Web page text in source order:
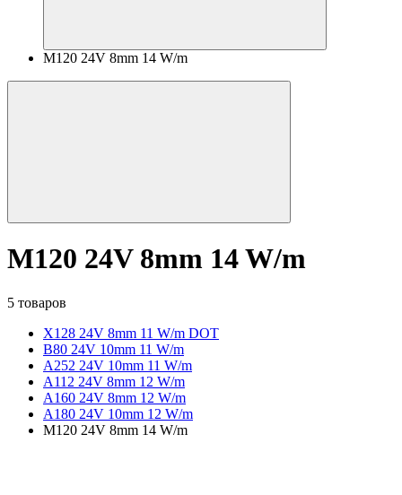
M120 24V 8mm 14 W/m
M120 24V 8mm 14 W/m
5 товаров
X128 24V 8mm 11 W/m DOT
B80 24V 10mm 11 W/m
A252 24V 10mm 11 W/m
A112 24V 8mm 12 W/m
A160 24V 8mm 12 W/m
A180 24V 10mm 12 W/m
M120 24V 8mm 14 W/m